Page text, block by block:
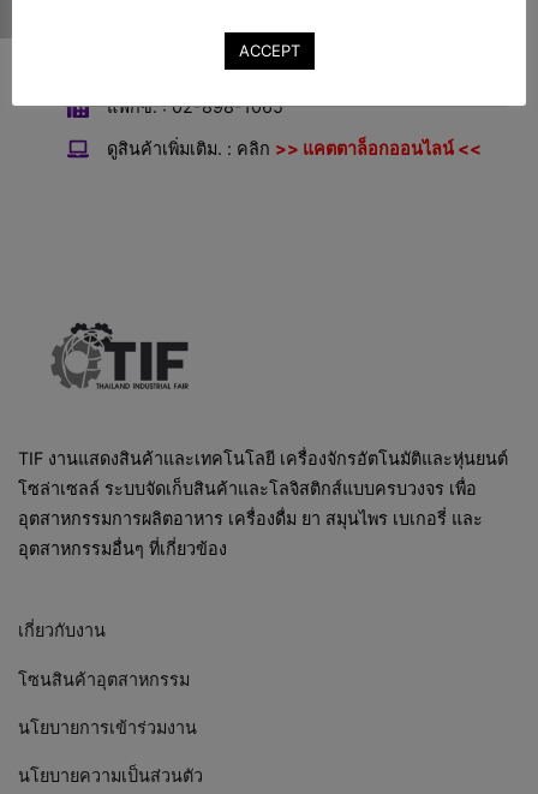
แฟกซ์. : 02-898-1065
ดูสินค้าเพิ่มเติม. : คลิก >> แคตตาล็อกออนไลน์ <<
TIF งานแสดงสินค้าและเทคโนโลยี เครื่องจักรอัตโนมัติและหุ่นยนต์
โซล่าเซลล์ ระบบจัดเก็บสินค้าและโลจิสติกส์แบบครบวงจร เพื่อ
อุตสาหกรรมการผลิตอาหาร เครื่องดื่ม ยา สมุนไพร เบเกอรี่ และ
อุตสาหกรรมอื่นๆ ที่เกี่ยวข้อง
เกี่ยวกับงาน
โซนสินค้าอุตสาหกรรม
นโยบายการเข้าร่วมงาน
นโยบายความเป็นส่วนตัว
ACCEPT